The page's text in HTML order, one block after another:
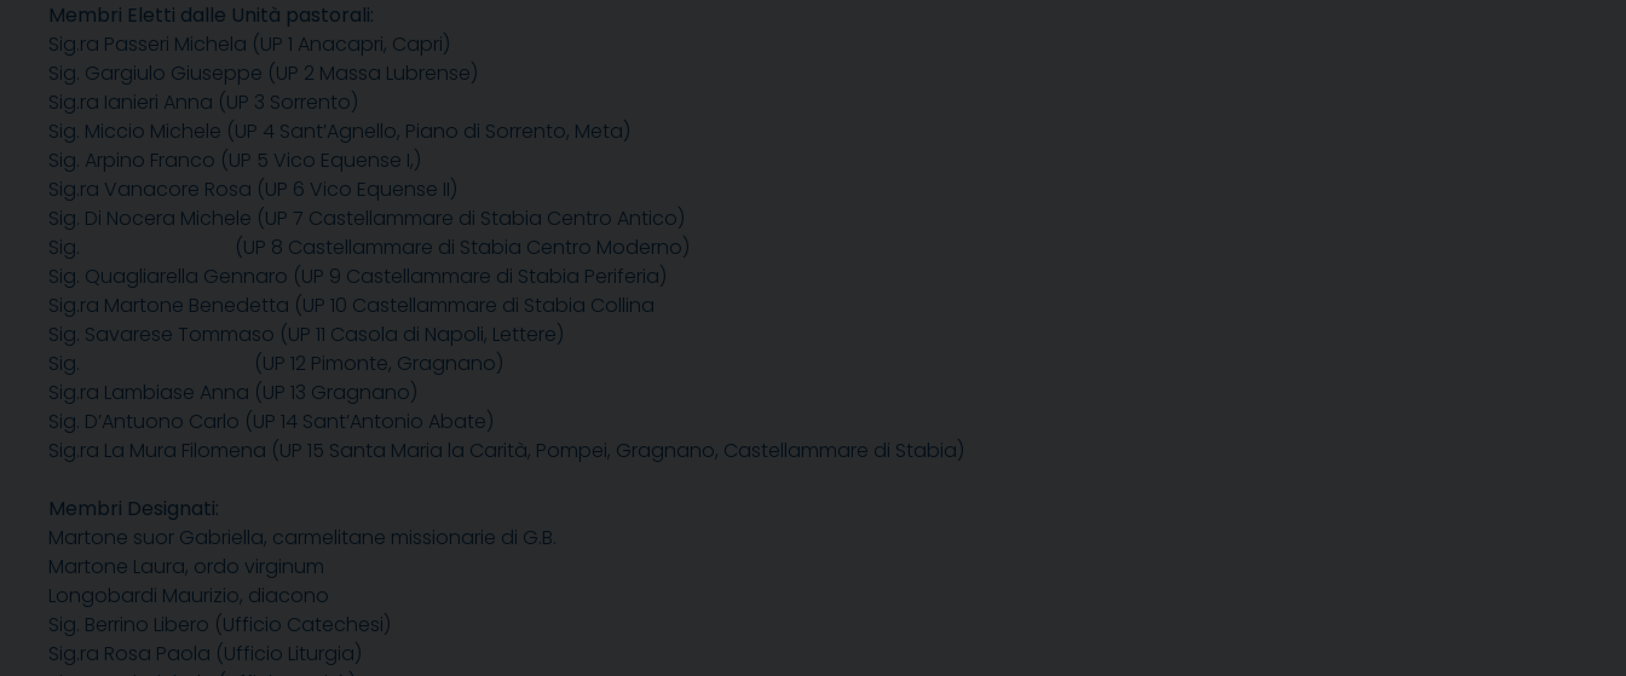
Membri Eletti dalle Unità pastorali:
Sig.ra Passeri Michela (UP 1 Anacapri, Capri)
Sig. Gargiulo Giuseppe (UP 2 Massa Lubrense)
Sig.ra Ianieri Anna (UP 3 Sorrento)
Sig. Miccio Michele (UP 4 Sant’Agnello, Piano di Sorrento, Meta)
Sig. Arpino Franco (UP 5 Vico Equense I,)
Sig.ra Vanacore Rosa (UP 6 Vico Equense II)
Sig. Di Nocera Michele (UP 7 Castellammare di Stabia Centro Antico)
Sig. (UP 8 Castellammare di Stabia Centro Moderno)
Sig. Quagliarella Gennaro (UP 9 Castellammare di Stabia Periferia)
Sig.ra Martone Benedetta (UP 10 Castellammare di Stabia Collina
Sig. Savarese Tommaso (UP 11 Casola di Napoli, Lettere)
Sig. (UP 12 Pimonte, Gragnano)
Sig.ra Lambiase Anna (UP 13 Gragnano)
Sig. D’Antuono Carlo (UP 14 Sant’Antonio Abate)
Sig.ra La Mura Filomena (UP 15 Santa Maria la Carità, Pompei, Gragnano, Castellammare di Stabia)
Membri Designati:
Martone suor Gabriella, carmelitane missionarie di G.B.
Martone Laura, ordo virginum
Longobardi Maurizio, diacono
Sig. Berrino Libero (Ufficio Catechesi)
Sig.ra Rosa Paola (Ufficio Liturgia)